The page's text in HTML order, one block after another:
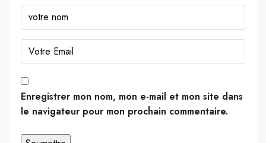
Enregistrer mon nom, mon e-mail et mon site dans
le navigateur pour mon prochain commentaire.